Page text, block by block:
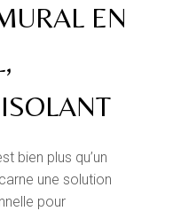
EN
bien plus qu’un
une solution
pour